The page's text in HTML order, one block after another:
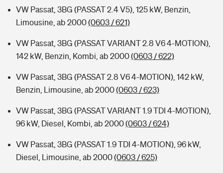
VW Passat, 3BG (PASSAT 2.4 V5), 125 kW, Benzin,
Limousine, ab 2000(0603 / 621)
VW Passat, 3BG (PASSAT VARIANT 2.8 V6 4-MOTION),
142 kW, Benzin, Kombi, ab 2000(0603 / 622)
VW Passat, 3BG (PASSAT 2.8 V6 4-MOTION), 142 kW,
Benzin, Limousine, ab 2000(0603 / 623)
VW Passat, 3BG (PASSAT VARIANT 1.9 TDI 4-MOTION),
96 kW, Diesel, Kombi, ab 2000(0603 / 624)
VW Passat, 3BG (PASSAT 1.9 TDI 4-MOTION), 96 kW,
Diesel, Limousine, ab 2000(0603 / 625)